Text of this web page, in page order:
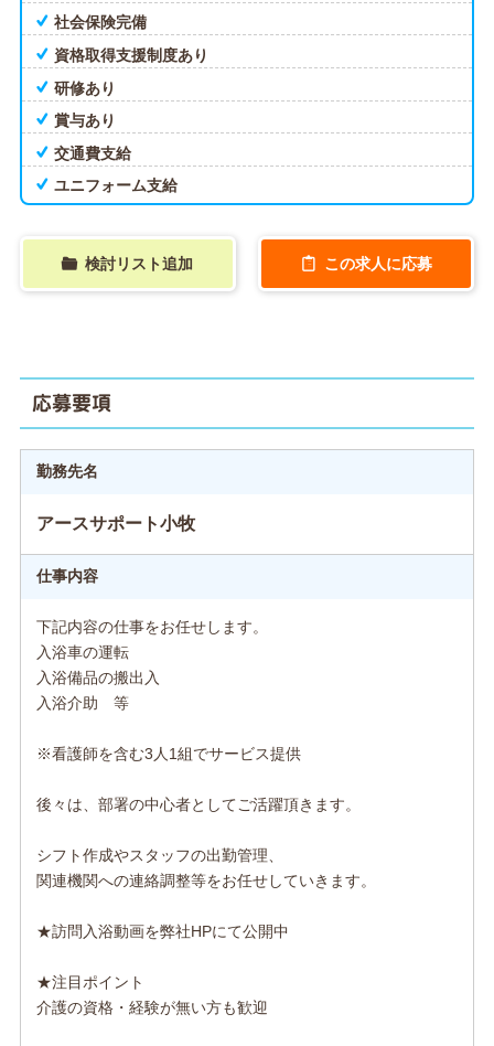
社会保険完備
資格取得支援制度あり
研修あり
賞与あり
交通費支給
ユニフォーム支給
検討リスト追加 この求人に応募
応募要項
勤務先名
アースサポート小牧
仕事内容
下記内容の仕事をお任せします。
入浴車の運転
入浴備品の搬出入
入浴介助 等
※看護師を含む3人1組でサービス提供
後々は、部署の中心者としてご活躍頂きます。
シフト作成やスタッフの出勤管理、
関連機関への連絡調整等をお任せしていきます。
★訪問入浴動画を弊社HPにて公開中
★注目ポイント
介護の資格・経験が無い方も歓迎